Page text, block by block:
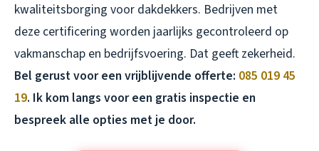
kwaliteitsborging voor dakdekkers. Bedrijven met
deze certificering worden jaarlijks gecontroleerd op
vakmanschap en bedrijfsvoering. Dat geeft zekerheid.
Bel gerust voor een vrijblijvende offerte: 085 019 45
19. Ik kom langs voor een gratis inspectie en
bespreek alle opties met je door.